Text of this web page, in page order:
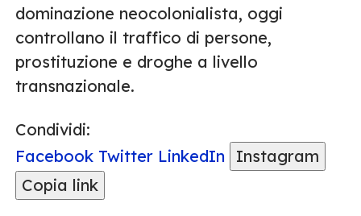
dominazione neocolonialista, oggi
controllano il traffico di persone,
prostituzione e droghe a livello
transnazionale.
Condividi:
Facebook Twitter LinkedIn
Instagram
Copia link